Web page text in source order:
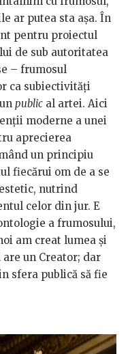
ar putea sta aşa. În
pentru proiectul
de sub autoritatea
– frumosul
ca subiectivităţi
public al artei. Aici
moderne a unei
aprecierea
un principiu
fiecărui om de a se
nutrind
celor din jur. E
a frumosului,
am creat lumea şi
un Creator; dar
sfera publică să fie